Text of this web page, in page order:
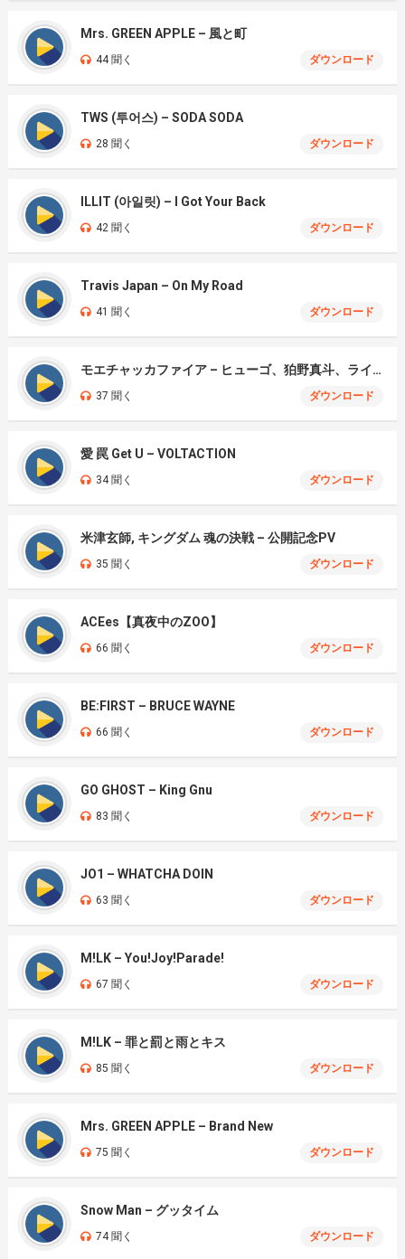
Mrs. GREEN APPLE – 風と町
44 聞く ダウンロード
TWS (투어스) – SODA SODA
28 聞く ダウンロード
ILLIT (아일릿) – I Got Your Back
42 聞く ダウンロード
Travis Japan – On My Road
41 聞く ダウンロード
モエチャッカファイア – ヒューゴ、狛野真斗、ライト、セヴェリアン (Cover )
37 聞く ダウンロード
愛 罠 Get U – VOLTACTION
34 聞く ダウンロード
米津玄師, キングダム 魂の決戦 – 公開記念PV
35 聞く ダウンロード
ACEes【真夜中のZOO】
66 聞く ダウンロード
BE:FIRST – BRUCE WAYNE
66 聞く ダウンロード
GO GHOST – King Gnu
83 聞く ダウンロード
JO1 – WHATCHA DOIN
63 聞く ダウンロード
M!LK – You!Joy!Parade!
67 聞く ダウンロード
M!LK – 罪と罰と雨とキス
85 聞く ダウンロード
Mrs. GREEN APPLE – Brand New
75 聞く ダウンロード
Snow Man – グッタイム
74 聞く ダウンロード